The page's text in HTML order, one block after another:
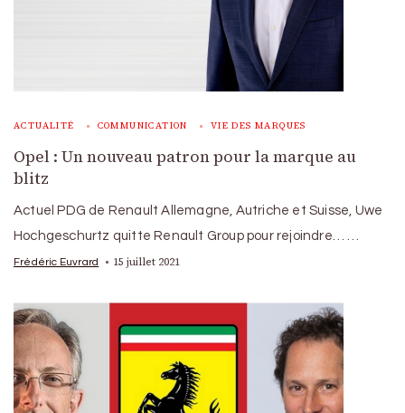
ACTUALITÉ COMMUNICATION VIE DES MARQUES
Opel : Un nouveau patron pour la marque au
blitz
Actuel PDG de Renault Allemagne, Autriche et Suisse, Uwe
Hochgeschurtz quitte Renault Group pour rejoindre… …
Frédéric Euvrard 15 juillet 2021